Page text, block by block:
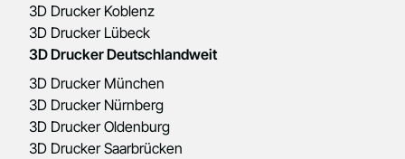
3D Drucker Koblenz
3D Drucker Lübeck
3D Drucker Deutschlandweit
3D Drucker München
3D Drucker Nürnberg
3D Drucker Oldenburg
3D Drucker Saarbrücken